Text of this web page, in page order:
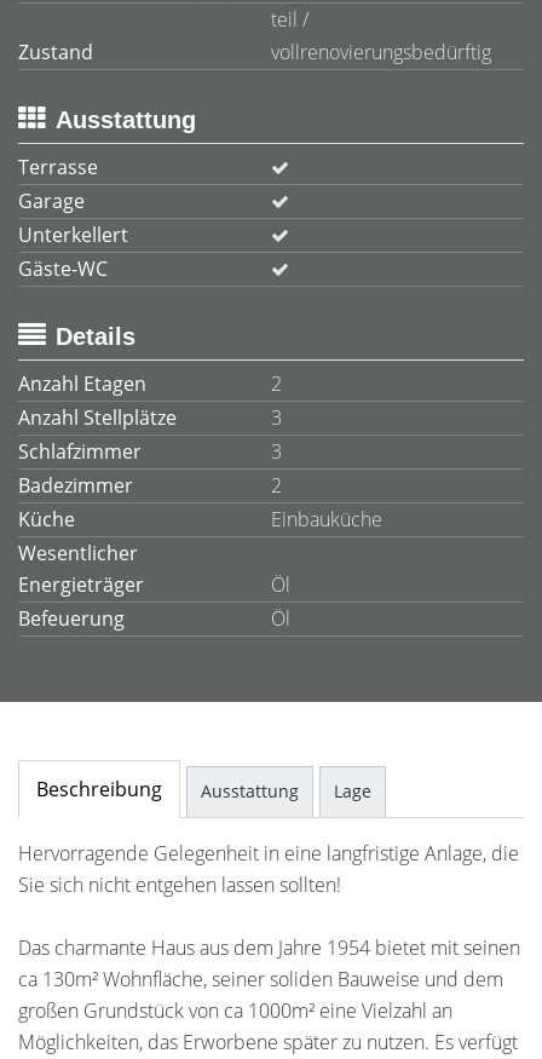
Zustand
teil /
vollrenovierungsbedürftig
Ausstattung
Terrasse
Garage
Unterkellert
Gäste-WC
Details
Anzahl Etagen
2
Anzahl Stellplätze
3
Schlafzimmer
3
Badezimmer
2
Küche
Einbauküche
Wesentlicher
Energieträger
Öl
Befeuerung
Öl
Beschreibung Ausstattung Lage
Hervorragende Gelegenheit in eine langfristige Anlage, die
Sie sich nicht entgehen lassen sollten!
Das charmante Haus aus dem Jahre 1954 bietet mit seinen
ca 130m² Wohnfläche, seiner soliden Bauweise und dem
großen Grundstück von ca 1000m² eine Vielzahl an
Möglichkeiten, das Erworbene später zu nutzen. Es verfügt